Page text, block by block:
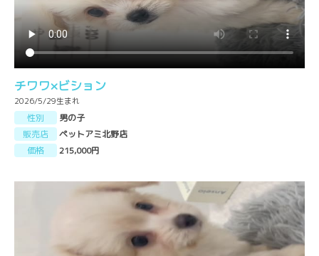
チワワ×ビション
2026/5/29生まれ
性別
男の子
販売店
ペットアミ北野店
価格
215,000円